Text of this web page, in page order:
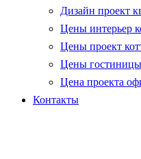
Дизайн проект
Цены интерьер
Цены проект
Цены гостиницы
Цена проекта
Контакты